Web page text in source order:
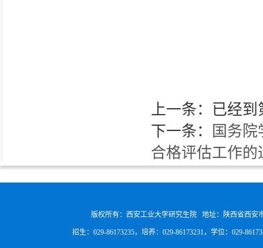
上一条：已经到
下一条：
国务
合格评估工作的
版权所有：西安工业大学研究生院 地址：陕西省西安
招生：029-86173235，培养：029-86173231，学位：029-